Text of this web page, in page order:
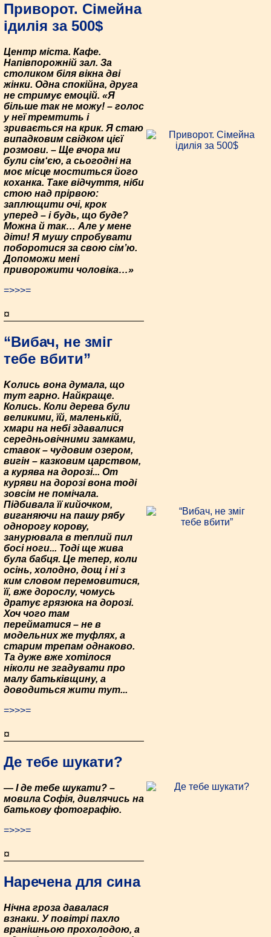
Приворот. Сімейна
ідилія за 500$
Центр міста. Кафе.
Напівпорожній зал. За
столиком біля вікна дві
жінки. Одна спокійна, друга
не стримує емоцій. «Я
більше так не можу! – голос
у неї тремтить і
зривається на крик. Я стаю
випадковим свідком цієї
розмови. – Ще вчора ми
були сім‘єю, а сьогодні на
моє місце моститься його
коханка. Таке відчуття, ніби
стою над прірвою:
заплющити очі, крок
уперед – і будь, що буде?
Можна й так… Але у мене
діти! Я мушу спробувати
поборотися за свою сім’ю.
Допоможи мені
приворожити чоловіка…»
=>>>=
¤
“Вибач, не зміг
тебе вбити”
Kолись вона думала, що
тут гарно. Найкраще.
Колись. Коли дерева були
великими, їй, маленькій,
хмари на небі здавалися
середньовічними замками,
ставок – чудовим озером,
вигін – казковим царством,
а курява на дорозі... От
куряви на дорозі вона тоді
зовсім не помічала.
Підбивала її кийочком,
виганяючи на пашу рябу
однорогу корову,
занурювала в теплий пил
босі ноги... Тоді ще жива
була бабця. Це тепер, коли
осінь, холодно, дощ і ні з
ким словом перемовитися,
її, вже дорослу, чомусь
дратує грязюка на дорозі.
Хоч чого там
перейматися – не в
модельних же туфлях, а
старим трепам однаково.
Та дуже вже хотілося
ніколи не згадувати про
малу батьківщину, а
доводиться жити тут...
=>>>=
¤
Де тебе шукати?
— І де тебе шукати? –
мовила Софія, дивлячись на
батькову фотографію.
=>>>=
¤
Наречена для сина
Нічна гроза давалася
взнаки. У повітрі пахло
вранішньою прохолодою, а